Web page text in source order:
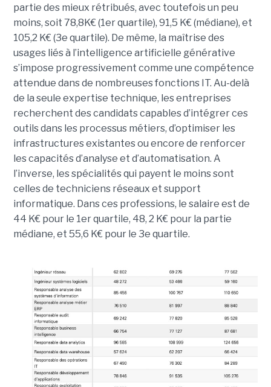
partie des mieux rétribués, avec toutefois un peu
moins, soit 78,8K€ (1er quartile), 91,5 K€ (médiane), et
105,2 K€ (3e quartile). De même, la maîtrise des
usages liés à l’intelligence artificielle générative
s’impose progressivement comme une compétence
attendue dans de nombreuses fonctions IT. Au-delà
de la seule expertise technique, les entreprises
recherchent des candidats capables d’intégrer ces
outils dans les processus métiers, d’optimiser les
infrastructures existantes ou encore de renforcer
les capacités d’analyse et d’automatisation. A
l’inverse, les spécialités qui payent le moins sont
celles de techniciens réseaux et support
informatique. Dans ces professions, le salaire est de
44 K€ pour le 1er quartile, 48, 2 K€ pour la partie
médiane, et 55,6 K€ pour le 3e quartile.